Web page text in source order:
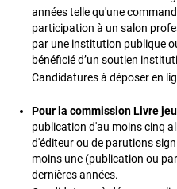
années telle qu'une
participation à un salon
par une institution publique
bénéficié d’un soutien
Candidatures à déposer en
Pour la commission Livre
publication d'au moins cinq
d'éditeur ou de parutions
moins une (publication ou
dernières années.